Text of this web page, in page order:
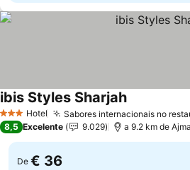
3 EstrelasHotel Sabores internacionais no
ibis Styles Sharjah
8,5 Excelente 9.029 a 9.2 km de
De € 36